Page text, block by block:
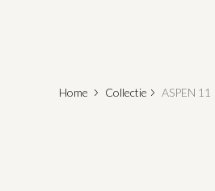
Home Collectie ASPEN 11